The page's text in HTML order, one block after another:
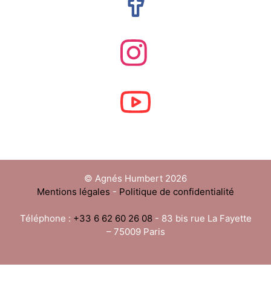
© Agnés Humbert 2026
Mentions légales - Politique de confidentialité
Téléphone : +33 6 62 60 26 08 - 83 bis rue La Fayette
– 75009 Paris